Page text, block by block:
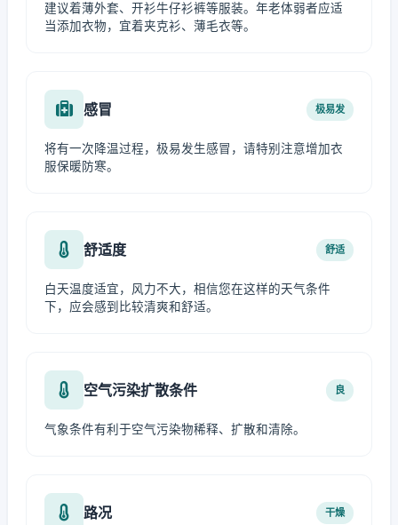
建议着薄外套、开衫牛仔衫裤等服装。年老体弱者应适
当添加衣物，宜着夹克衫、薄毛衣等。
感冒 极易发
将有一次降温过程，极易发生感冒，请特别注意增加衣
服保暖防寒。
舒适度 舒适
白天温度适宜，风力不大，相信您在这样的天气条件
下，应会感到比较清爽和舒适。
空气污染扩散条件 良
气象条件有利于空气污染物稀释、扩散和清除。
路况 干燥